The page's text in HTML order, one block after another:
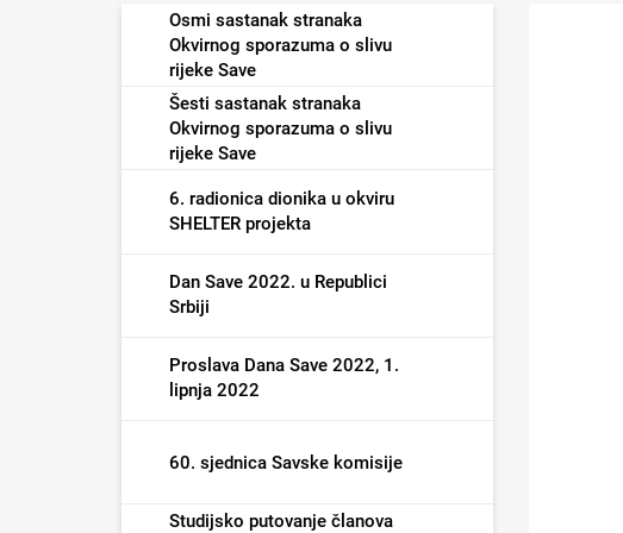
Osmi sastanak stranaka
Okvirnog sporazuma o slivu
rijeke Save
Šesti sastanak stranaka
Okvirnog sporazuma o slivu
rijeke Save
6. radionica dionika u okviru
SHELTER projekta
Dan Save 2022. u Republici
Srbiji
Proslava Dana Save 2022, 1.
lipnja 2022
60. sjednica Savske komisije
Studijsko putovanje članova